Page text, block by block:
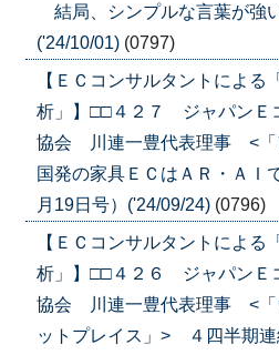
結局、シンプルな言葉が強
('24/10/01) (0797)
【ＥＣコンサルタントによる
析」】□□４２７ ジャパンＥ
協会 川連一豊代表理事 <
国発の家具ＥＣはＡＲ・ＡＩ
月19日号）('24/09/24) (0796)
【ＥＣコンサルタントによる
析」】□□４２６ ジャパンＥ
協会 川連一豊代表理事 <「
ットプレイス」> ４四半期